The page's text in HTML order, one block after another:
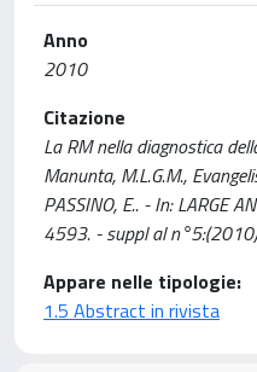
Anno
2010
Citazione
La RM nella diagnostica
Manunta, M.L.G.M.,
PASSINO, E.. - In: LARGE
4593. - suppl al
Appare nelle tipologie:
1.5 Abstract in rivista